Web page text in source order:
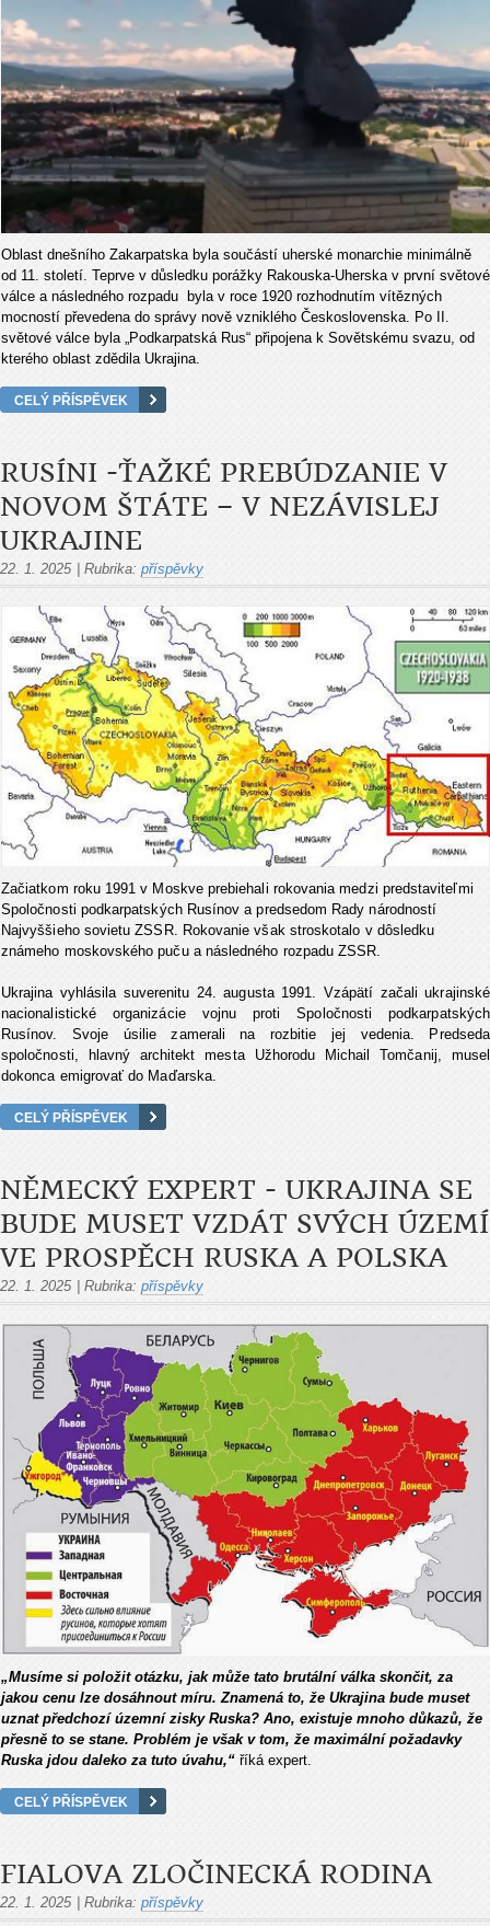
Oblast dnešního Zakarpatska byla součástí uherské monarchie minimálně
od 11. století. Teprve v důsledku porážky Rakouska-Uherska v první světové
válce a následného rozpadu byla v roce 1920 rozhodnutím vítězných
mocností převedena do správy nově vzniklého Československa. Po II.
světové válce byla „Podkarpatská Rus“ připojena k Sovětskému svazu, od
kterého oblast zdědila Ukrajina.
CELÝ PŘÍSPĚVEK
RUSÍNI -ŤAŽKÉ PREBÚDZANIE V
NOVOM ŠTÁTE – V NEZÁVISLEJ
UKRAJINE
22. 1. 2025 Rubrika: příspěvky
Začiatkom roku 1991 v Moskve prebiehali rokovania medzi predstaviteľmi
Spoločnosti podkarpatských Rusínov a predsedom Rady národností
Najvyššieho sovietu ZSSR. Rokovanie však stroskotalo v dôsledku
známeho moskovského puču a následného rozpadu ZSSR.
Ukrajina vyhlásila suverenitu 24. augusta 1991. Vzápätí začali ukrajinské
nacionalistické organizácie vojnu proti Spoločnosti podkarpatských
Rusínov. Svoje úsilie zamerali na rozbitie jej vedenia. Predseda
spoločnosti, hlavný architekt mesta Užhorodu Michail Tomčanij, musel
dokonca emigrovať do Maďarska.
CELÝ PŘÍSPĚVEK
NĚMECKÝ EXPERT - UKRAJINA SE
BUDE MUSET VZDÁT SVÝCH ÚZEMÍ
VE PROSPĚCH RUSKA A POLSKA
22. 1. 2025 Rubrika: příspěvky
„Musíme si položit otázku, jak může tato brutální válka skončit, za
jakou cenu lze dosáhnout míru. Znamená to, že Ukrajina bude muset
uznat předchozí územní zisky Ruska? Ano, existuje mnoho důkazů, že
přesně to se stane. Problém je však v tom, že maximální požadavky
Ruska jdou daleko za tuto úvahu,“ říká expert.
CELÝ PŘÍSPĚVEK
FIALOVA ZLOČINECKÁ RODINA
22. 1. 2025 Rubrika: příspěvky